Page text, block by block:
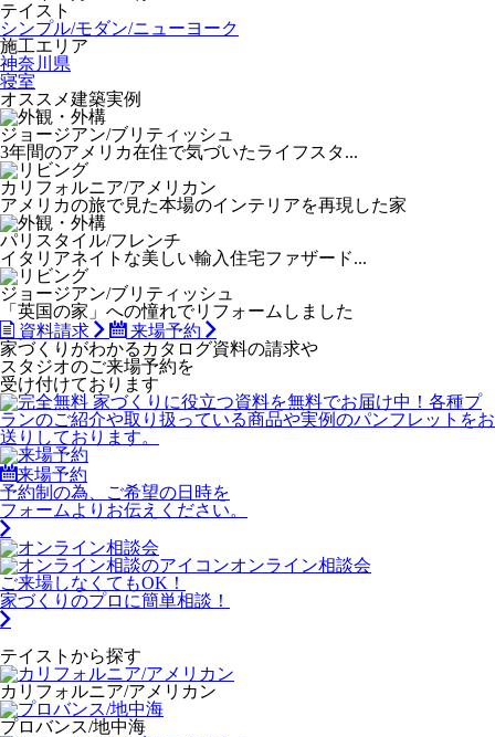
テイスト
シンプル/モダン/ニューヨーク
施工エリア
神奈川県
寝室
オススメ建築実例
ジョージアン/ブリティッシュ
3年間のアメリカ在住で気づいたライフスタ...
カリフォルニア/アメリカン
アメリカの旅で見た本場のインテリアを再現した家
パリスタイル/フレンチ
イタリアネイトな美しい輸入住宅ファザード...
ジョージアン/ブリティッシュ
「英国の家」への憧れでリフォームしました
資料請求
来場予約
家づくりがわかる カタログ資料の請求や
スタジオのご来場予約を
受け付けております
来場予約
予約制の為、ご希望の日時を
フォームよりお伝えください。
オンライン相談会
ご来場しなくてもOK！
家づくりのプロに簡単相談！
テイストから探す
カリフォルニア/アメリカン
プロバンス/地中海